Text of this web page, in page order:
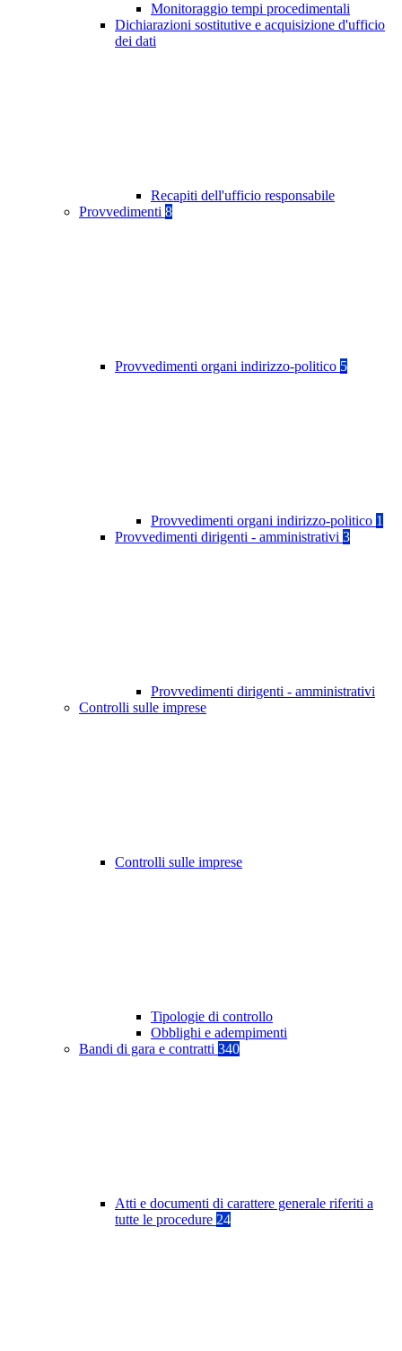
Monitoraggio tempi procedimentali
Dichiarazioni sostitutive e acquisizione d'ufficio
dei dati
Recapiti dell'ufficio responsabile
Provvedimenti 8
Provvedimenti organi indirizzo-politico 5
Provvedimenti organi indirizzo-politico 1
Provvedimenti dirigenti - amministrativi 3
Provvedimenti dirigenti - amministrativi
Controlli sulle imprese
Controlli sulle imprese
Tipologie di controllo
Obblighi e adempimenti
Bandi di gara e contratti 340
Atti e documenti di carattere generale riferiti a
tutte le procedure 24